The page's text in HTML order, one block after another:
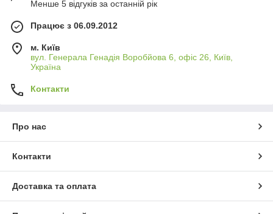
Менше 5 відгуків за останній рік
Працює з 06.09.2012
м. Київ
вул. Генерала Генадія Воробйова 6, офіс 26, Київ,
Україна
Контакти
Про нас
Контакти
Доставка та оплата